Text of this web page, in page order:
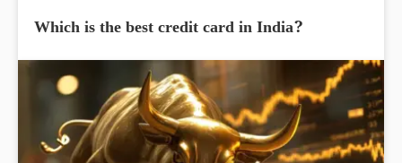
Which is the best credit card in India?